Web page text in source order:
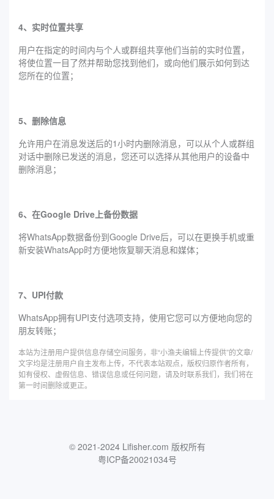
4、‍实时位置共享
用户在指定的时间内与个人或群组共享他们当前的实时位置，
将使位置一目了然并帮助您找到他们，或向他们展示如何到达
您所在的位置；
5、删除信息
允许用户在消息发送后的1小时内删除消息，可以从个人或群组
对话中删除已发送的消息，您还可以选择从其他用户的设备中
删除消息；
6、在Google Drive上备份数据
将WhatsApp数据备份到Google Drive后，可以在更换手机或重
新安装WhatsApp时方便地恢复聊天消息和媒体；
7、UPI付款
WhatsApp拥有UPI支付选项支持，使用它您可以方便地向您的
朋友转账；
本站为注册用户提供信息存储空间服务，非“小渔夫编辑上传提供”的文章/
文字均是注册用户自主发布上传，不代表本站观点，版权归原作者所有，
如有侵权、虚假信息、错误信息或任何问题，请及时联系我们，我们将在
第一时间删除或更正。
© 2021-2024 Lifisher.com 版权所有
粤ICP备20021034号